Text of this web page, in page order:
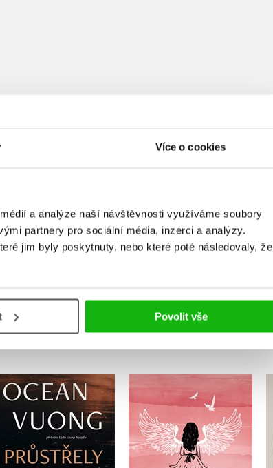
Více o cookies
a analýze naší návštěvnosti využíváme soubory
partnery pro sociální média, inzerci a analýzy.
jim byly poskytnuty, nebo které poté následovaly, že
Povolit vše
pouze registrovaní uživatelé
ZAJÍMAT
Průstřely na nočním
nebi
Ocean Vuong
Křídla sebepoznání
Ivett K. Kollárová